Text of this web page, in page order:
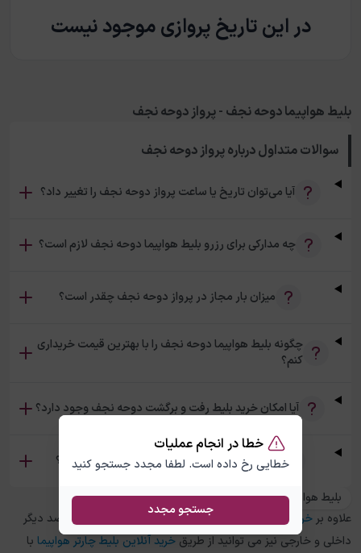
خطا در انجام عملیات
خطایی رخ داده است. لطفا مجدد جستجو کنید
جستجو مجدد
در این تاریخ پروازی موجود نیست
بلیط هواپیما دوحه نجف - پرواز دوحه نجف
سوالات متداول دربارهپرواز دوحه نجف
آیا می‌توان تاریخ یا ساعت پرواز دوحه نجف را تغییر داد؟
چه مدارکی برای رزرو بلیط هواپیما دوحه نجف لازم است؟
میزان بار مجاز در پرواز دوحه نجف چقدر است؟
چگونه بلیط هواپیما دوحه نجف را با بهترین قیمت خریداری
کنم؟
آیا امکان خرید بلیط رفت و برگشت دوحه نجف وجود دارد؟
تفاوت بلیط چارتر و سیستمی دوحه نجف چیست؟
بلیط هواپیما نجف به دوحه
علاوه بر خرید بلیط هواپیما دوحه نجف
، در چارتر 118 برای مقاصد دیگر
داخلی و خارجی نیز می توانید از طریق خرید آنلاین بلیط چارتر هواپیما با